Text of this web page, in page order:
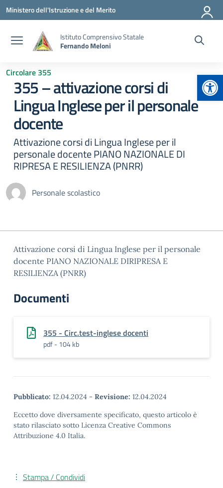
Vai ai contenuti
Vai al menu di navigazione
Vai al footer
Ministero dell'Istruzione e del Merito
Istituto Comprensivo Statale
Fernando Meloni
Circolare 355
355 – attivazione corsi di
Lingua Inglese per il personale
docente
Attivazione corsi di Lingua Inglese per il
personale docente PIANO NAZIONALE DI
RIPRESA E RESILIENZA (PNRR)
Personale scolastico
Attivazione corsi di Lingua Inglese per il personale
docente PIANO NAZIONALE DIRIPRESA E
RESILIENZA (PNRR)
Documenti
355 - Circ.test-inglese docenti
pdf - 104 kb
Pubblicato: 12.04.2024 - Revisione: 12.04.2024
Eccetto dove diversamente specificato, questo articolo è
stato rilasciato sotto Licenza Creative Commons
Attribuzione 4.0 Italia.
Stampa / Condividi